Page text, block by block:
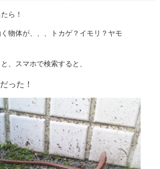
ら！
物体が、、、トカゲ？イモリ？ヤモ
、スマホで検索すると、
だった！